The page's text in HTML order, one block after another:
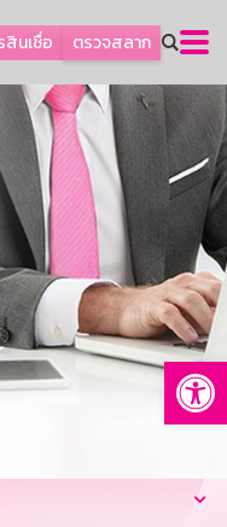
นเชื่อ ตรวจสลาก